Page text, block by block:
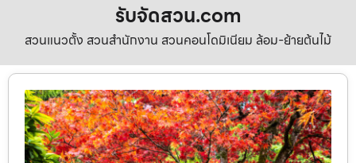
รับจัดสวน.com
สวนแนวตั้ง สวนสำนักงาน สวนคอนโดมิเนียม ล้อม-ย้ายต้นไม้